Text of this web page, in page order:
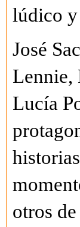
lúdico
José
Lennie,
Lucía
otros